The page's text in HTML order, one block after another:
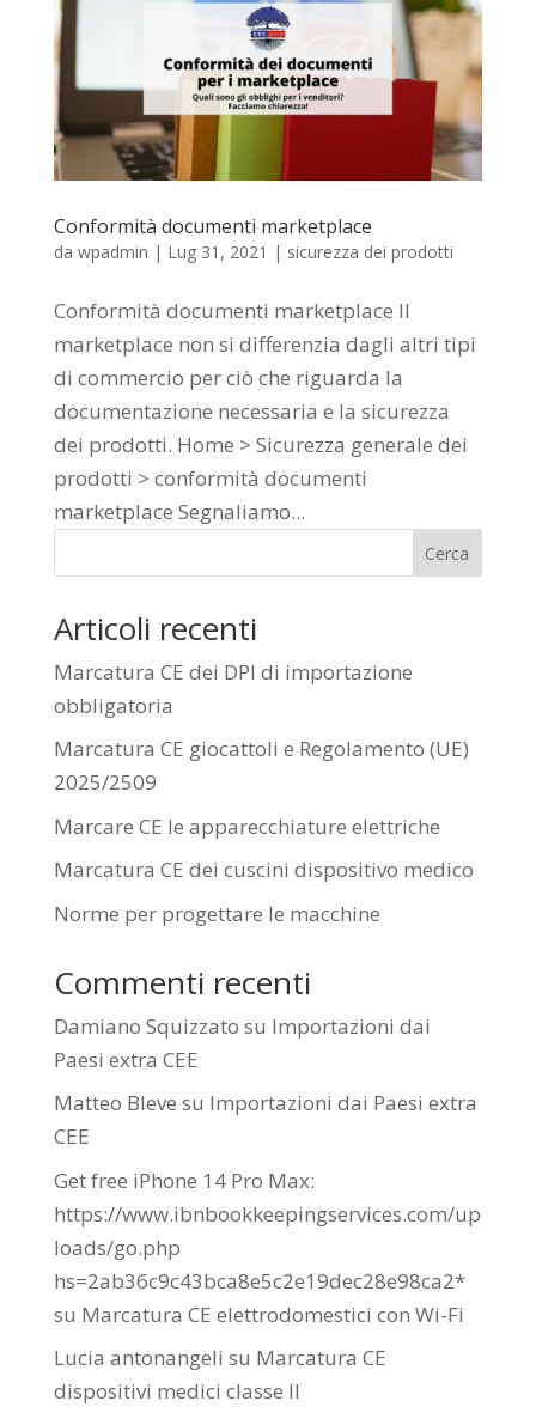
Conformità documenti marketplace
da wpadmin | Lug 31, 2021 | sicurezza dei prodotti
Conformità documenti marketplace Il
marketplace non si differenzia dagli altri tipi
di commercio per ciò che riguarda la
documentazione necessaria e la sicurezza
dei prodotti. Home > Sicurezza generale dei
prodotti > conformità documenti
marketplace Segnaliamo...
Cerca
Articoli recenti
Marcatura CE dei DPI di importazione
obbligatoria
Marcatura CE giocattoli e Regolamento (UE)
2025/2509
Marcare CE le apparecchiature elettriche
Marcatura CE dei cuscini dispositivo medico
Norme per progettare le macchine
Commenti recenti
Damiano Squizzato su Importazioni dai
Paesi extra CEE
Matteo Bleve su Importazioni dai Paesi extra
CEE
Get free iPhone 14 Pro Max:
https://www.ibnbookkeepingservices.com/up
loads/go.php
hs=2ab36c9c43bca8e5c2e19dec28e98ca2*
su Marcatura CE elettrodomestici con Wi-Fi
Lucia antonangeli su Marcatura CE
dispositivi medici classe II